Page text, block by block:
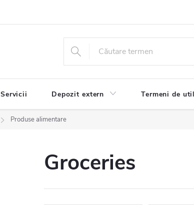
Servicii Depozit extern Termeni de
Produse alimentare
Groceries